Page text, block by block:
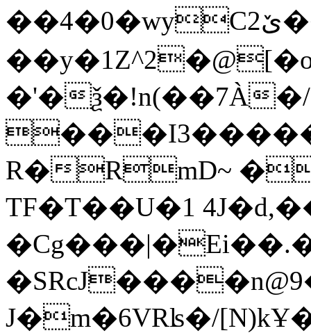
��4�0�wyCێ2����$�亣
�'�ѯ�!n(��7À
R�RmD~
TF�T��U�1
J�m�6VRʪ�/